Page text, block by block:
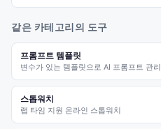
같은 카테고리의 도구
프롬프트 템플릿
변수가 있는 템플릿으로 AI 프롬프트 관리
스톱워치
랩 타임 지원 온라인 스톱워치